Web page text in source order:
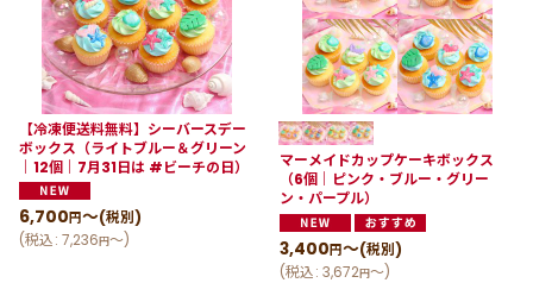
【冷凍便送料無料】シーバースデー
ボックス（ライトブルー＆グリーン
｜12個｜7月31日は #ビーチの日）
6,700 円～(税別)
(税込: 7,236円～)
マーメイドカップケーキボックス
（6個｜ピンク・ブルー・グリー
ン・パープル）
3,400円～(税別)
(税込: 3,672円～)